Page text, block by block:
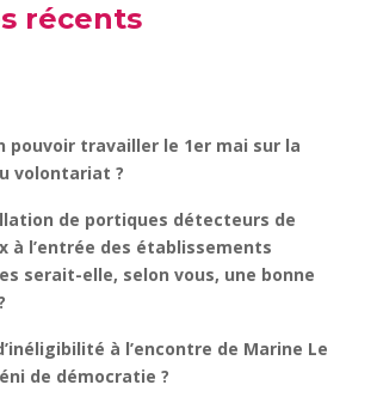
récents
pouvoir travailler le 1er mai sur la
volontariat ?
de portiques détecteurs de
à l’entrée des établissements
serait-elle, selon vous, une bonne
à l’encontre de Marine Le
de démocratie ?